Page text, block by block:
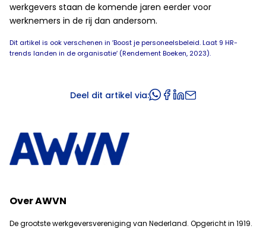
werkgevers staan de komende jaren eerder voor
werknemers in de rij dan andersom.
Dit artikel is ook verschenen in ′Boost je personeelsbeleid. Laat 9 HR-
trends landen in de organisatie′ (Rendement Boeken, 2023).
Deel dit artikel via:
Over AWVN
De grootste werkgeversvereniging van Nederland. Opgericht in 1919.